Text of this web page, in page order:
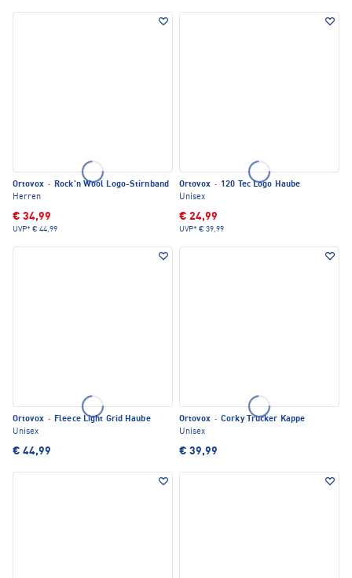
Ortovox · Rock'n Wool Logo-Stirnband
Herren
€ 34,99
UVP* € 44,99
Ortovox · 120 Tec Logo Haube
Unisex
€ 24,99
UVP* € 39,99
Ortovox · Fleece Light Grid Haube
Unisex
€ 44,99
Ortovox · Corky Trucker Kappe
Unisex
€ 39,99